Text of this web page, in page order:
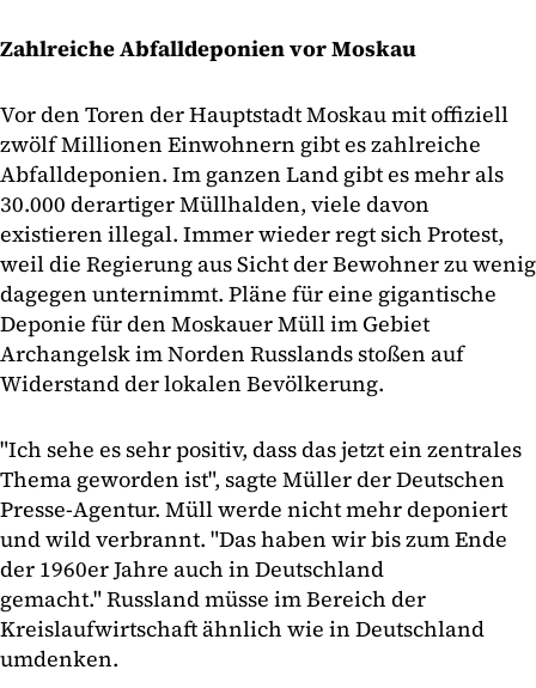
Zahlreiche Abfalldeponien vor Moskau
Vor den Toren der Hauptstadt Moskau mit offiziell
zwölf Millionen Einwohnern gibt es zahlreiche
Abfalldeponien. Im ganzen Land gibt es mehr als
30.000 derartiger Müllhalden, viele davon
existieren illegal. Immer wieder regt sich Protest,
weil die Regierung aus Sicht der Bewohner zu wenig
dagegen unternimmt. Pläne für eine gigantische
Deponie für den Moskauer Müll im Gebiet
Archangelsk im Norden Russlands stoßen auf
Widerstand der lokalen Bevölkerung.
"Ich sehe es sehr positiv, dass das jetzt ein zentrales
Thema geworden ist", sagte Müller der Deutschen
Presse-Agentur. Müll werde nicht mehr deponiert
und wild verbrannt. "Das haben wir bis zum Ende
der 1960er Jahre auch in Deutschland
gemacht." Russland müsse im Bereich der
Kreislaufwirtschaft ähnlich wie in Deutschland
umdenken.